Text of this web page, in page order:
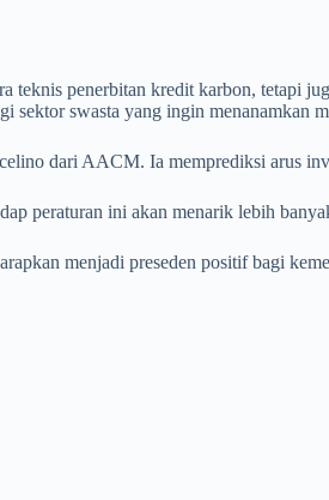
teknis penerbitan kredit karbon, tetapi
sektor swasta yang ingin menanamkan
dari AACM. Ia memprediksi arus
peraturan ini akan menarik lebih
menjadi preseden positif bagi